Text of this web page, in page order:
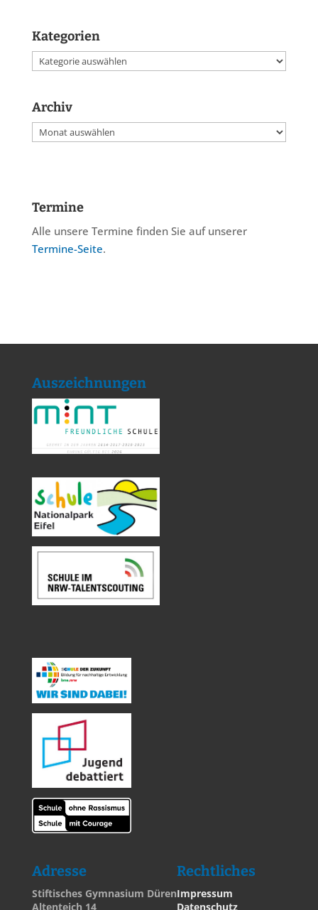
Kategorien
Kategorien
Archiv
Archiv
Termine
Alle unsere Termine finden Sie auf unserer
Termine-Seite.
Auszeichnungen
Adresse
Stiftisches Gymnasium Düren
Altenteich 14
Rechtliches
Impressum
Datenschutz